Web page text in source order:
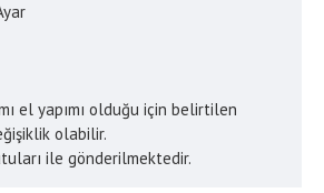
el yapımı olduğu için belirtilen
olabilir.
ile gönderilmektedir.